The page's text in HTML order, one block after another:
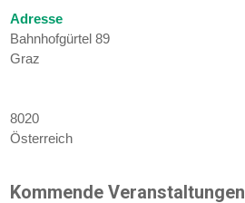
Adresse
Bahnhofgürtel 89
Graz
8020
Österreich
Kommende Veranstaltungen